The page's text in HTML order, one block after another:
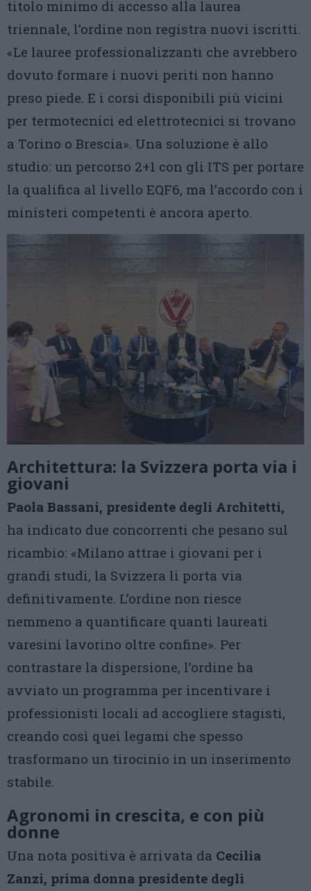
titolo minimo di accesso alla laurea
triennale, l’ordine non registra nuovi iscritti.
«Le lauree professionalizzanti che avrebbero
dovuto formare i nuovi periti non hanno
preso piede. E i corsi disponibili più vicini
per termotecnici ed elettrotecnici si trovano
a Torino o Brescia». Una soluzione è allo
studio: un percorso 2+1 con gli ITS per portare
la qualifica al livello EQF6, ma l’accordo con i
ministeri competenti è ancora aperto.
Architettura: la Svizzera porta via i
giovani
Paola Bassani, presidente degli Architetti,
ha indicato due concorrenti che pesano sul
ricambio: «Milano attrae i giovani per i
grandi studi, la Svizzera li porta via
definitivamente. L’ordine non riesce
nemmeno a quantificare quanti laureati
varesini lavorino oltre confine». Per
contrastare la dispersione, l’ordine ha
avviato un programma per incentivare i
professionisti locali ad accogliere stagisti,
creando così quei legami che spesso
trasformano un tirocinio in un inserimento
stabile.
Agronomi in crescita, e con più
donne
Una nota positiva è arrivata da Cecilia
Zanzi, prima donna presidente degli